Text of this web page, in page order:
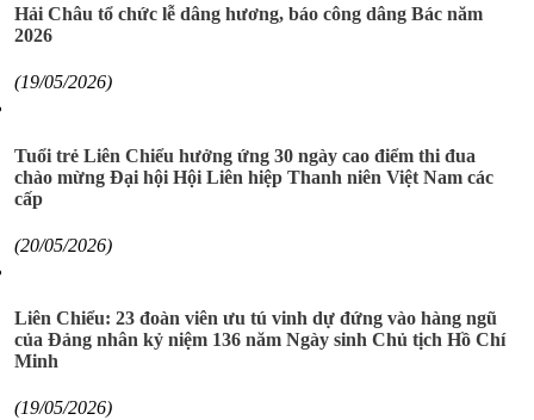
Hải Châu tổ chức lễ dâng hương, báo công dâng Bác năm
2026
(19/05/2026)
Tuổi trẻ Liên Chiểu hưởng ứng 30 ngày cao điểm thi đua
chào mừng Đại hội Hội Liên hiệp Thanh niên Việt Nam các
cấp
(20/05/2026)
Liên Chiểu: 23 đoàn viên ưu tú vinh dự đứng vào hàng ngũ
của Đảng nhân kỷ niệm 136 năm Ngày sinh Chủ tịch Hồ Chí
Minh
(19/05/2026)